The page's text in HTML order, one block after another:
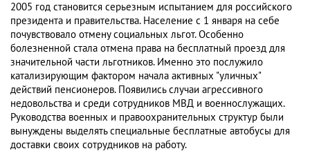
2005 год становится серьезным испытанием для российского
президента и правительства. Население с 1 января на себе
почувствовало отмену социальных льгот. Особенно
болезненной стала отмена права на бесплатный проезд для
значительной части льготников. Именно это послужило
катализирующим фактором начала активных "уличных"
действий пенсионеров. Появились случаи агрессивного
недовольства и среди сотрудников МВД и военнослужащих.
Руководства военных и правоохранительных структур были
вынуждены выделять специальные бесплатные автобусы для
доставки своих сотрудников на работу.